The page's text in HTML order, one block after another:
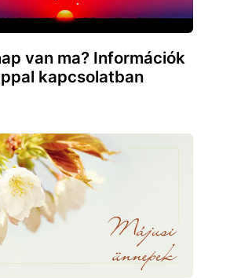
van ma? Információk
kapcsolatban